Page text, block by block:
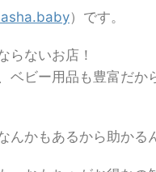
）です。
らないお店！
ベビー用品も豊富だか
かもあるから助かる